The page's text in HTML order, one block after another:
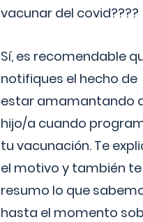
vacunar del covid????
Sí, es recomendable
notifiques el hecho de
estar amamantando
hijo/a cuando
tu vacunación. Te
el motivo y también te
resumo lo que
hasta el momento